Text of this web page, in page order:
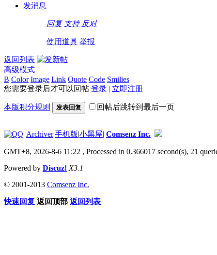
发消息
回复 支持 反对
使用道具 举报
返回列表
高级模式
B Color Image Link Quote Code Smilies
您需要登录后才可以回帖 登录 | 立即注册
本版积分规则 发表回复 回帖后跳转到最后一页
| Archiver|手机版|小黑屋| Comsenz Inc.
GMT+8, 2026-8-6 11:22 , Processed in 0.366017 second(s), 21
Powered by Discuz! X3.1
© 2001-2013 Comsenz Inc.
快速回复 返回顶部 返回列表